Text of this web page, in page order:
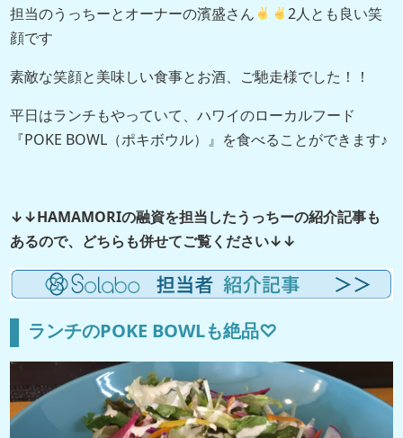
担当のうっちーとオーナーの濱盛さん
2人とも良い笑
顔です
素敵な笑顔と美味しい食事とお酒、ご馳走様でした！！
平日はランチもやっていて、ハワイのローカルフード
『POKE BOWL（ポキボウル）』を食べることができます♪
↓↓HAMAMORIの融資を担当したうっちーの紹介記事も
あるので、どちらも併せてご覧ください↓↓
ランチのPOKE BOWLも絶品♡